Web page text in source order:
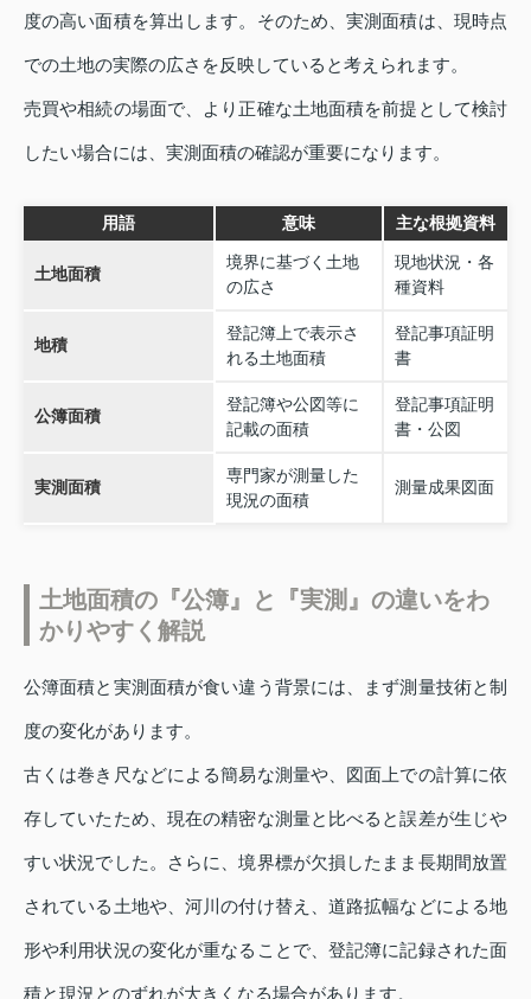
度の高い面積を算出します。そのため、実測面積は、現時点
での土地の実際の広さを反映していると考えられます。
売買や相続の場面で、より正確な土地面積を前提として検討
したい場合には、実測面積の確認が重要になります。
用語 意味 主な根拠資料
土地面積
境界に基づく土地
の広さ
現地状況・各
種資料
地積
登記簿上で表示さ
れる土地面積
登記事項証明
書
公簿面積
登記簿や公図等に
記載の面積
登記事項証明
書・公図
実測面積
専門家が測量した
現況の面積
測量成果図面
土地面積の『公簿』と『実測』の違いをわ
かりやすく解説
公簿面積と実測面積が食い違う背景には、まず測量技術と制
度の変化があります。
古くは巻き尺などによる簡易な測量や、図面上での計算に依
存していたため、現在の精密な測量と比べると誤差が生じや
すい状況でした。さらに、境界標が欠損したまま長期間放置
されている土地や、河川の付け替え、道路拡幅などによる地
形や利用状況の変化が重なることで、登記簿に記録された面
積と現況とのずれが大きくなる場合があります。